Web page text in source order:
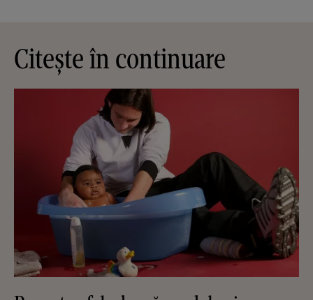
Citește în continuare